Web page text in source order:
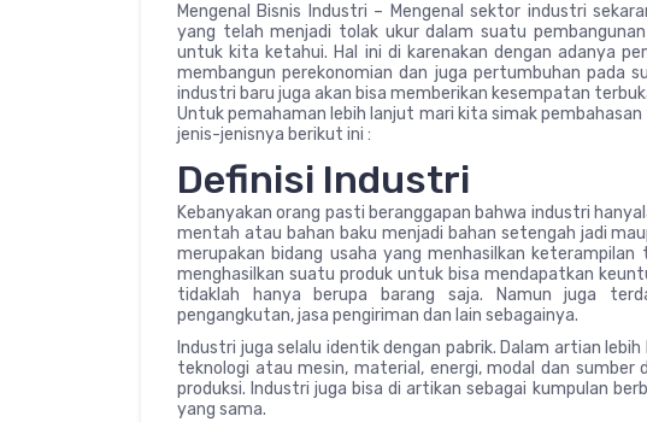
Mengenal Bisnis Industri – Mengenal sektor industri
yang telah menjadi tolak ukur dalam suatu
untuk kita ketahui. Hal ini di karenakan dengan adanya
membangun perekonomian dan juga pertumbuhan pada
industri baru juga akan bisa memberikan kesempatan
Untuk pemahaman lebih lanjut mari kita simak
jenis-jenisnya berikut ini :
Definisi Industri
Kebanyakan orang pasti beranggapan bahwa industri
mentah atau bahan baku menjadi bahan setengah jadi
merupakan bidang usaha yang menhasilkan
menghasilkan suatu produk untuk bisa mendapatkan
tidaklah hanya berupa barang saja. Namun juga
pengangkutan, jasa pengiriman dan lain sebagainya.
Industri juga selalu identik dengan pabrik. Dalam artian
teknologi atau mesin, material, energi, modal dan
produksi. Industri juga bisa di artikan sebagai kumpulan
yang sama.